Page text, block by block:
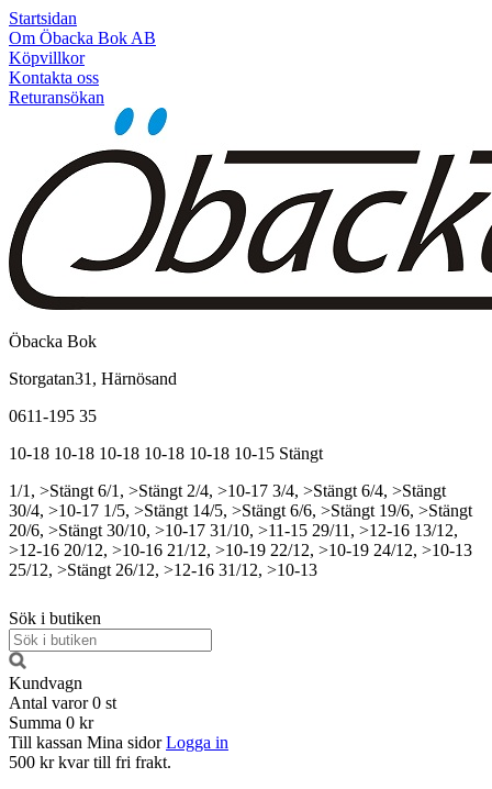
Startsidan
Om Öbacka Bok AB
Köpvillkor
Kontakta oss
Returansökan
Öbacka Bok
Storgatan31, Härnösand
0611-195 35
10-18 10-18 10-18 10-18 10-18 10-15 Stängt
1/1, >Stängt 6/1, >Stängt 2/4, >10-17 3/4, >Stängt 6/4, >Stängt
30/4, >10-17 1/5, >Stängt 14/5, >Stängt 6/6, >Stängt 19/6, >Stängt
20/6, >Stängt 30/10, >10-17 31/10, >11-15 29/11, >12-16 13/12,
>12-16 20/12, >10-16 21/12, >10-19 22/12, >10-19 24/12, >10-13
25/12, >Stängt 26/12, >12-16 31/12, >10-13
Sök i butiken
Kundvagn
Antal varor 0 st
Summa 0 kr
Till kassan Mina sidor Logga in
500 kr kvar till fri frakt.